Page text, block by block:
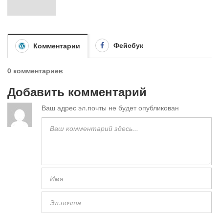
Комментарии Фейсбук
0 комментариев
Добавить комментарий
Ваш адрес эл.почты не будет опубликован